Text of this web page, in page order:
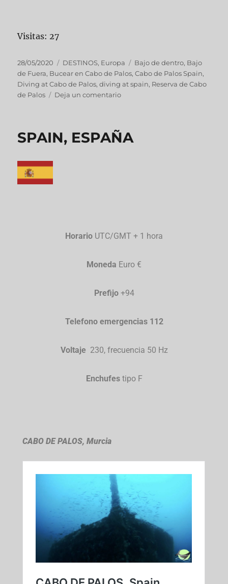
Visitas: 27
28/05/2020 DESTINOS, Europa Bajo de dentro, Bajo
de Fuera, Bucear en Cabo de Palos,Cabo de Palos Spain,
Diving at Cabo de Palos,diving at spain, Reserva de Cabo
de Palos
Deja un comentario
SPAIN, ESPAÑA
Horario UTC/GMT + 1 hora
Moneda Euro €
Prefijo+94
Telefono emergencias 112
Voltaje 230, frecuencia 50 Hz
Enchufestipo F
CABO DE PALOS, Murcia